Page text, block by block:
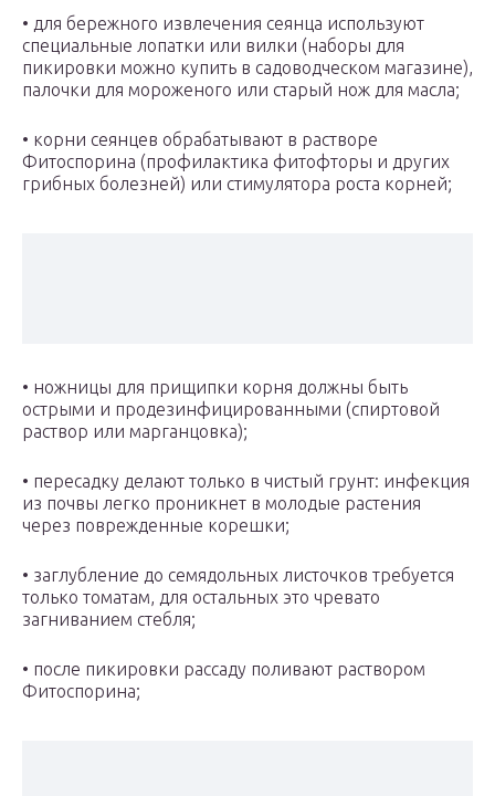
• для бережного извлечения сеянца используют
специальные лопатки или вилки (наборы для
пикировки можно купить в садоводческом магазине),
палочки для мороженого или старый нож для масла;
• корни сеянцев обрабатывают в растворе
Фитоспорина (профилактика фитофторы и других
грибных болезней) или стимулятора роста корней;
• ножницы для прищипки корня должны быть
острыми и продезинфицированными (спиртовой
раствор или марганцовка);
• пересадку делают только в чистый грунт: инфекция
из почвы легко проникнет в молодые растения
через поврежденные корешки;
• заглубление до семядольных листочков требуется
только томатам, для остальных это чревато
загниванием стебля;
• после пикировки рассаду поливают раствором
Фитоспорина;